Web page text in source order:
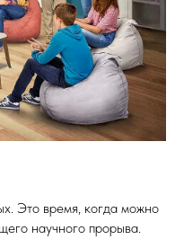
Это время, когда можно
научного прорыва.